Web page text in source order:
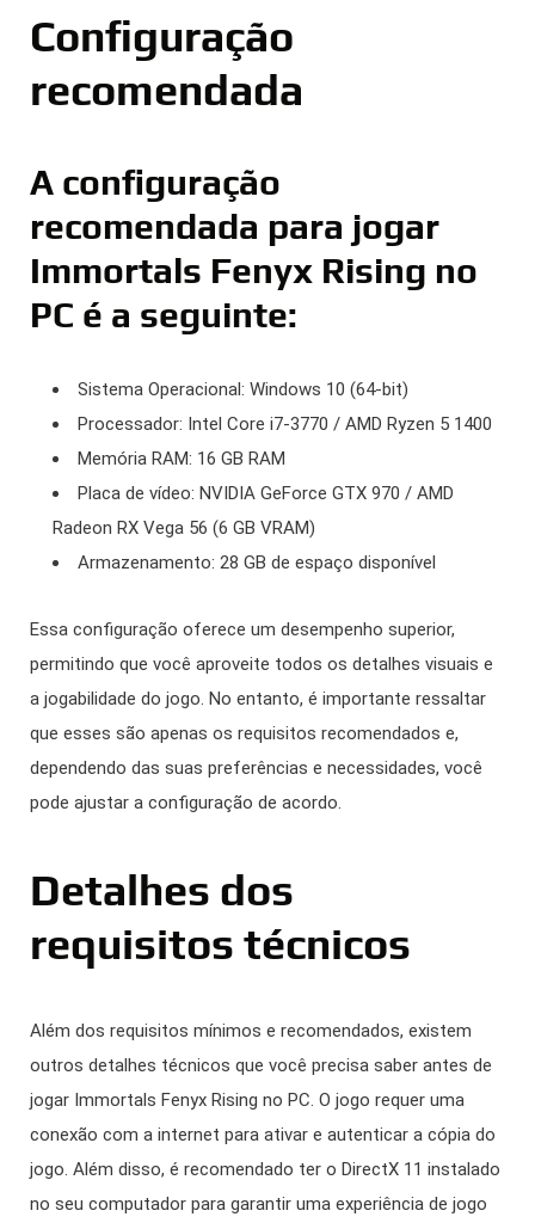
Configuração
recomendada
A configuração
recomendada para jogar
Immortals Fenyx Rising no
PC é a seguinte:
Sistema Operacional: Windows 10 (64-bit)
Processador: Intel Core i7-3770 / AMD Ryzen 5 1400
Memória RAM: 16 GB RAM
Placa de vídeo: NVIDIA GeForce GTX 970 / AMD
Radeon RX Vega 56 (6 GB VRAM)
Armazenamento: 28 GB de espaço disponível
Essa configuração oferece um desempenho superior,
permitindo que você aproveite todos os detalhes visuais e
a jogabilidade do jogo. No entanto, é importante ressaltar
que esses são apenas os requisitos recomendados e,
dependendo das suas preferências e necessidades, você
pode ajustar a configuração de acordo.
Detalhes dos
requisitos técnicos
Além dos requisitos mínimos e recomendados, existem
outros detalhes técnicos que você precisa saber antes de
jogar Immortals Fenyx Rising no PC. O jogo requer uma
conexão com a internet para ativar e autenticar a cópia do
jogo. Além disso, é recomendado ter o DirectX 11 instalado
no seu computador para garantir uma experiência de jogo